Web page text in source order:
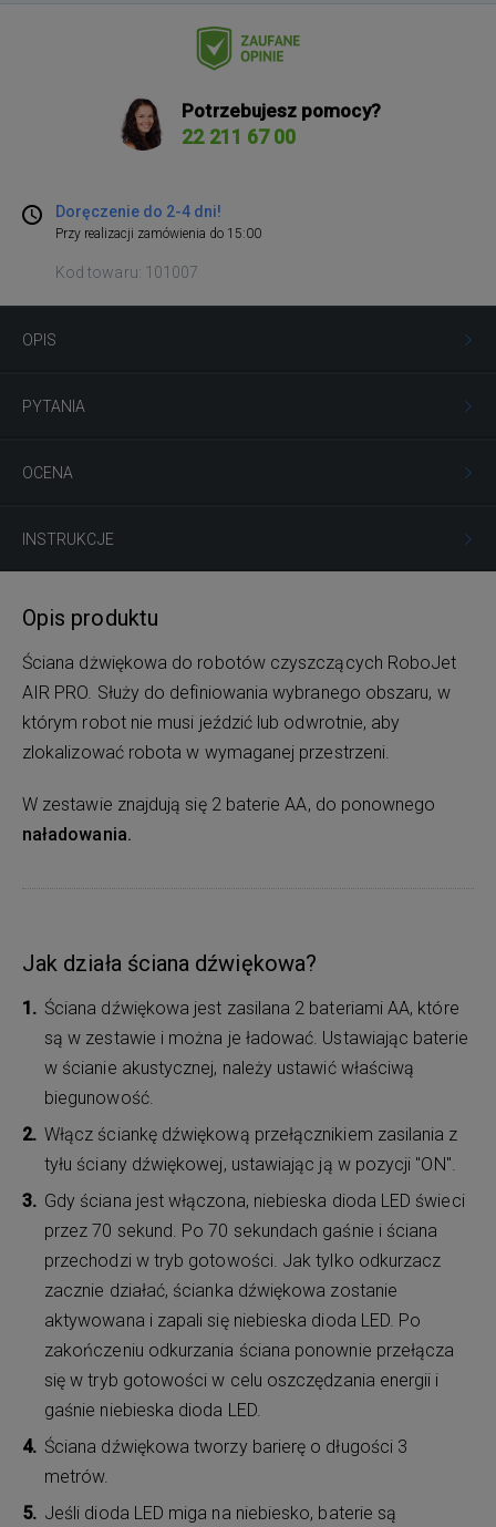
Potrzebujesz pomocy?
22 211 67 00
Doręczenie do 2-4 dni!
Przy realizacji zamówienia do 15:00
Kod towaru: 101007
OPIS
PYTANIA
OCENA
INSTRUKCJE
Opis produktu
Ściana dżwiękowa do robotów czyszczących RoboJet
AIR PRO. Służy do definiowania wybranego obszaru, w
którym robot nie musi jeździć lub odwrotnie, aby
zlokalizować robota w wymaganej przestrzeni.
W zestawie znajdują się 2 baterie AA, do ponownego
naładowania.
Jak działa ściana dźwiękowa?
Ściana dźwiękowa jest zasilana 2 bateriami AA, które
są w zestawie i można je ładować. Ustawiając baterie
w ścianie akustycznej, należy ustawić właściwą
biegunowość.
Włącz ściankę dźwiękową przełącznikiem zasilania z
tyłu ściany dźwiękowej, ustawiając ją w pozycji "ON".
Gdy ściana jest włączona, niebieska dioda LED świeci
przez 70 sekund. Po 70 sekundach gaśnie i ściana
przechodzi w tryb gotowości. Jak tylko odkurzacz
zacznie działać, ścianka dźwiękowa zostanie
aktywowana i zapali się niebieska dioda LED. Po
zakończeniu odkurzania ściana ponownie przełącza
się w tryb gotowości w celu oszczędzania energii i
gaśnie niebieska dioda LED.
Ściana dźwiękowa tworzy barierę o długości 3
metrów.
Jeśli dioda LED miga na niebiesko, baterie są